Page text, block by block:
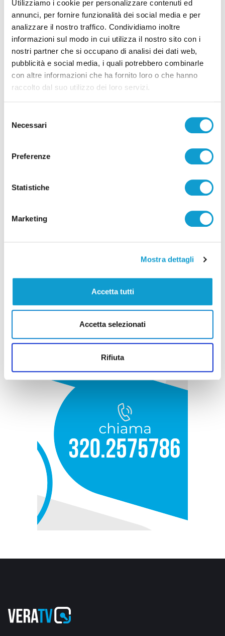
Utilizziamo i cookie per personalizzare contenuti ed
annunci, per fornire funzionalità dei social media e per
analizzare il nostro traffico. Condividiamo inoltre
informazioni sul modo in cui utilizza il nostro sito con i
nostri partner che si occupano di analisi dei dati web,
pubblicità e social media, i quali potrebbero combinarle
con altre informazioni che ha fornito loro o che hanno
raccolto dal suo utilizzo dei loro servizi.
delNecessari
Preferenze
Statistiche
Marketing
Mostra dettagli
Accetta tutti
Accetta selezionati
Rifiuta
Pubblicità